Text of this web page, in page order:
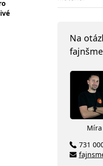
Na
Míra
731